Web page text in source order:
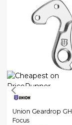
Union Geardrop
Focus